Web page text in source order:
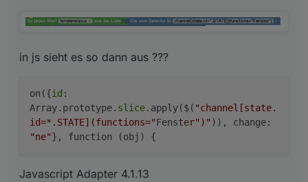
in js sieht es so dann aus ???
on({id :
Array.prototype. slice.apply($( "channel[state.
id=*.STATE](functions="Fenster")" )), change:
"ne"}, function (obj) {
Javascript Adapter 4.1.13